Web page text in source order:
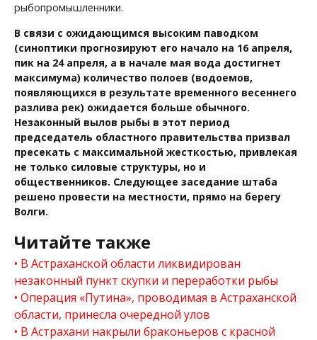
рыбопромышленники.
В связи с ожидающимся высоким паводком
(синоптики прогнозируют его начало на 16 апреля,
пик на 24 апреля, а в начале мая вода достигнет
максимума) количество полоев (водоемов,
появляющихся в результате временного весеннего
разлива рек) ожидается больше обычного.
Незаконный вылов рыбы в этот период
председатель областного правительства призвал
пресекать с максимальной жесткостью, привлекая
не только силовые структуры, но и
общественников. Следующее заседание штаба
решено провести на местности, прямо на берегу
Волги.
Читайте также
В Астраханской области ликвидирован
незаконный пункт скупки и переработки рыбы
Операция «Путина», проводимая в Астраханской
области, принесла очередной улов
В Астрахани накрыли браконьеров с красной